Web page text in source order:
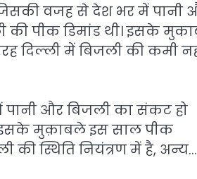
जिसकी वजह से देश भर में पानी
की पीक डिमांड थी। इसके
दिल्ली में बिजली की कमी
पानी और बिजली का संकट हो
इसके मुक़ाबले इस साल पीक
की स्थिति नियंत्रण में है, अन्य…